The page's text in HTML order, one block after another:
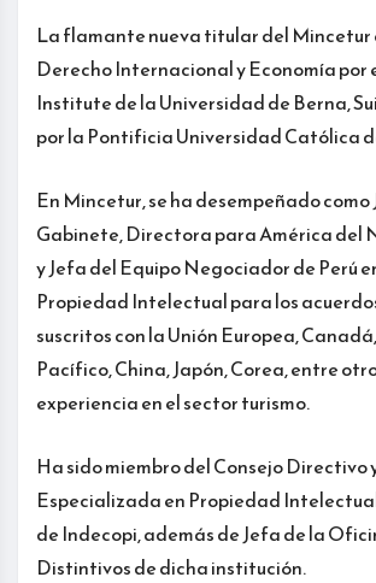
La flamante nueva titular del Mincetur
Derecho Internacional y Economía por
Institute de la Universidad de Berna,
por la Pontificia Universidad Católica
En Mincetur, se ha desempeñado como
Gabinete, Directora para América del
y Jefa del Equipo Negociador de Perú
Propiedad Intelectual para los
suscritos con la Unión Europea,
Pacífico, China, Japón, Corea, entre
experiencia en el sector turismo.
Ha sido miembro del Consejo Directivo
Especializada en Propiedad
de Indecopi, además de Jefa de la
Distintivos de dicha institución.